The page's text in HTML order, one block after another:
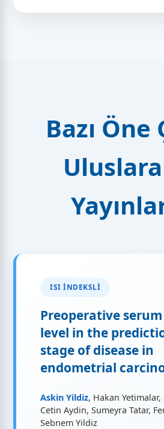
Bazı Öne
ISI İNDEKSLI
Preoperative serum
level in the
stage of disease in
endometrial
Askin Yildiz, Hakan
Cetin Aydin, Sumeyra Tatar,
Sebnem Yildiz